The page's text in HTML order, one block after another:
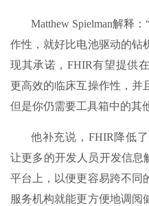
Matthew Spielman解释
作性，就好比电池驱动的钻
现其承诺，FHIR有望提供
更高效的临床互操作性，并
但是你仍需要工具箱中的其
他补充说，FHIR降低
让更多的开发人员开发信息
平台上，以便更容易跨不同
服务机构就能更方便地调阅